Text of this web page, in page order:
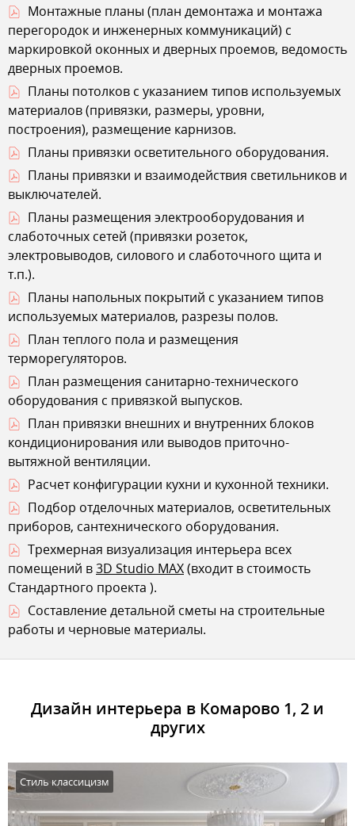
Монтажные планы (план демонтажа и монтажа
перегородок и инженерных коммуникаций) с
маркировкой оконных и дверных проемов, ведомость
дверных проемов.
Планы потолков с указанием типов используемых
материалов (привязки, размеры, уровни,
построения), размещение карнизов.
Планы привязки осветительного оборудования.
Планы привязки и взаимодействия светильников и
выключателей.
Планы размещения электрооборудования и
слаботочных сетей (привязки розеток,
электровыводов, силового и слаботочного щита и
т.п.).
Планы напольных покрытий с указанием типов
используемых материалов, разрезы полов.
План теплого пола и размещения
терморегуляторов.
План размещения санитарно-технического
оборудования с привязкой выпусков.
План привязки внешних и внутренних блоков
кондиционирования или выводов приточно-
вытяжной вентиляции.
Расчет конфигурации кухни и кухонной техники.
Подбор отделочных материалов, осветительных
приборов, сантехнического оборудования.
Трехмерная визуализация интерьера всех
помещений в3D Studio MAX(входит в стоимость
Стандартного проекта ).
Составление детальной сметы на строительные
работы и черновые материалы.
Дизайн интерьера в Комарово 1, 2 и
других
Стиль классицизм